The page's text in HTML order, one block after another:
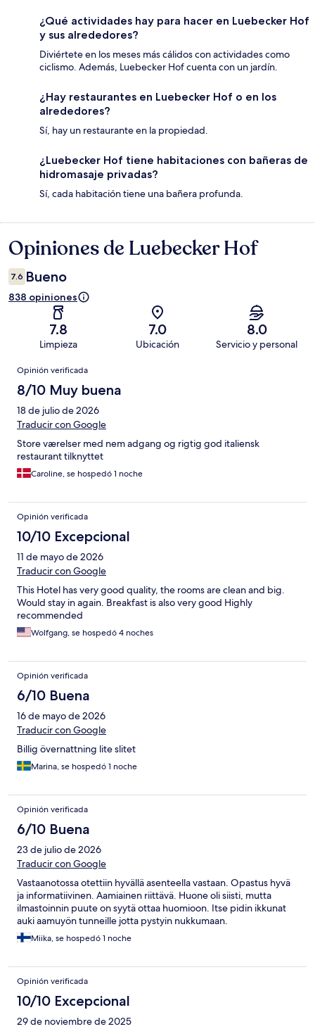
¿Qué actividades hay para hacer en Luebecker Hof
y sus alrededores?
Diviértete en los meses más cálidos con actividades como
ciclismo. Además, Luebecker Hof cuenta con un jardín.
¿Hay restaurantes en Luebecker Hof o en los
alrededores?
Sí, hay un restaurante en la propiedad.
¿Luebecker Hof tiene habitaciones con bañeras de
hidromasaje privadas?
Sí, cada habitación tiene una bañera profunda.
Opiniones
Opiniones de Luebecker Hof
7.6 Bueno
838 opiniones
7.8
Limpieza
7.0
Ubicación
8.0
Servicio y personal
Opiniones
Opinión verificada
8/10 Muy buena
18 de julio de 2026
Traducir con Google
Store værelser med nem adgang og rigtig god italiensk
restaurant tilknyttet
Caroline, se hospedó 1 noche
Opinión verificada
10/10 Excepcional
11 de mayo de 2026
Traducir con Google
This Hotel has very good quality, the rooms are clean and big.
Would stay in again. Breakfast is also very good Highly
recommended
Wolfgang, se hospedó 4 noches
Opinión verificada
6/10 Buena
16 de mayo de 2026
Traducir con Google
Billig övernattning lite slitet
Marina, se hospedó 1 noche
Opinión verificada
6/10 Buena
23 de julio de 2026
Traducir con Google
Vastaanotossa otettiin hyvällä asenteella vastaan. Opastus hyvä
ja informatiivinen. Aamiainen riittävä. Huone oli siisti, mutta
ilmastoinnin puute on syytä ottaa huomioon. Itse pidin ikkunat
auki aamuyön tunneille jotta pystyin nukkumaan.
Miika, se hospedó 1 noche
Opinión verificada
10/10 Excepcional
29 de noviembre de 2025